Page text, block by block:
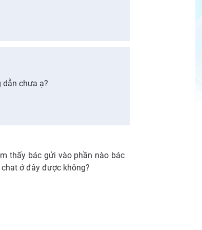
dẫn chưa ạ?
thấy bác gửi vào phần nào bác
ở đây được không?